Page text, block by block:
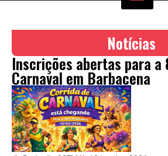
Notícias
Inscrições abertas para a
Carnaval em Barbacena